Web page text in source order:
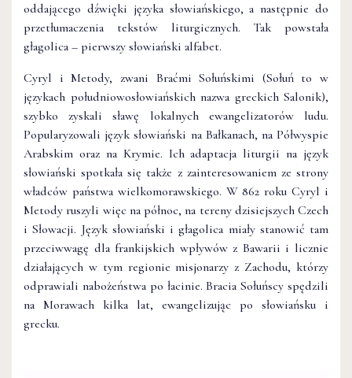
oddającego dźwięki języka słowiańskiego, a następnie do
przetłumaczenia tekstów liturgicznych. Tak powstała
głagolica – pierwszy słowiański alfabet.
Cyryl i Metody, zwani Braćmi Sołuńskimi (Sołuń to w
językach południowosłowiańskich nazwa greckich Salonik),
szybko zyskali sławę lokalnych ewangelizatorów ludu.
Popularyzowali język słowiański na Bałkanach, na Półwyspie
Arabskim oraz na Krymie. Ich adaptacja liturgii na język
słowiański spotkała się także z zainteresowaniem ze strony
władców państwa wielkomorawskiego. W 862 roku Cyryl i
Metody ruszyli więc na północ, na tereny dzisiejszych Czech
i Słowacji. Język słowiański i głagolica miały stanowić tam
przeciwwagę dla frankijskich wpływów z Bawarii i licznie
działających w tym regionie misjonarzy z Zachodu, którzy
odprawiali nabożeństwa po łacinie. Bracia Sołuńscy spędzili
na Morawach kilka lat, ewangelizując po słowiańsku i
grecku.